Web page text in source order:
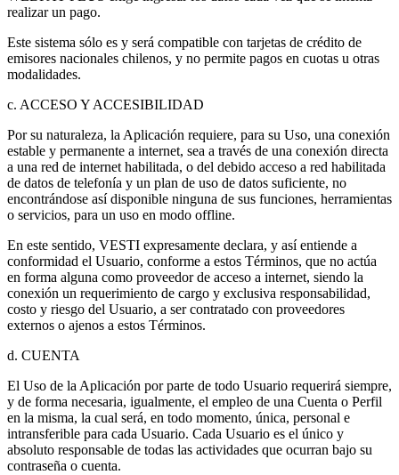
realizar un pago.
Este sistema sólo es y será compatible con tarjetas de crédito de
emisores nacionales chilenos, y no permite pagos en cuotas u otras
modalidades.
c. ACCESO Y ACCESIBILIDAD
Por su naturaleza, la Aplicación requiere, para su Uso, una conexión
estable y permanente a internet, sea a través de una conexión directa
a una red de internet habilitada, o del debido acceso a red habilitada
de datos de telefonía y un plan de uso de datos suficiente, no
encontrándose así disponible ninguna de sus funciones, herramientas
o servicios, para un uso en modo offline.
En este sentido, VESTI expresamente declara, y así entiende a
conformidad el Usuario, conforme a estos Términos, que no actúa
en forma alguna como proveedor de acceso a internet, siendo la
conexión un requerimiento de cargo y exclusiva responsabilidad,
costo y riesgo del Usuario, a ser contratado con proveedores
externos o ajenos a estos Términos.
d. CUENTA
El Uso de la Aplicación por parte de todo Usuario requerirá siempre,
y de forma necesaria, igualmente, el empleo de una Cuenta o Perfil
en la misma, la cual será, en todo momento, única, personal e
intransferible para cada Usuario. Cada Usuario es el único y
absoluto responsable de todas las actividades que ocurran bajo su
contraseña o cuenta.